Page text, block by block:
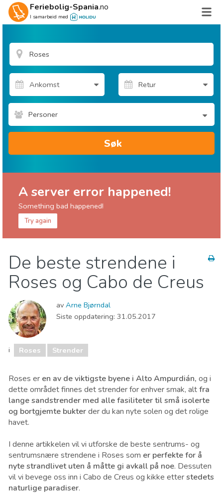
Feriebolig-Spania.no
I samarbeid med
Personer
Søk
A server error happened!
Something bad happened!
Try again
Barn og familie
Museum & Kunst
Natur og friluftsliv
Sport og spenning Strender
De beste strendene i
Roses og Cabo de Creus
av Arne Bjørndal
Siste oppdatering: 31.05.2017
i Roses Strender
Roses er en av de viktigste byene i Alto Ampurdián, og i
dette området finnes det strender for enhver smak, altfra
lange sandstrender med alle fasiliteter til små isolerte
og bortgjemte bukterder du kan nyte solen og det rolige
havet.
I denne artikkelen vil vi utforske de beste sentrums- og
sentrumsnære strendene i Roses som er perfekte for å
nyte strandlivet uten å måtte gi avkall på noe. Dessuten
vil vi bevege oss inn i Cabo de Creus og kikke etterstedets
naturlige paradiser.